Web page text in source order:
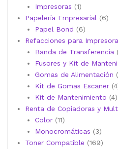
Impresoras 11
producto
Papelería Empresarial 66
Papel Bond 66
productos
Refacciones para
Banda de Transferencia
Fusores y Kit de
Gomas de Alimentación
Kit de Gomas Escaner 4
Kit de Mantenimiento 44
Renta de Copiadoras y
Color 1111
productos
Monocromáticas 33
Toner Compatible 169169